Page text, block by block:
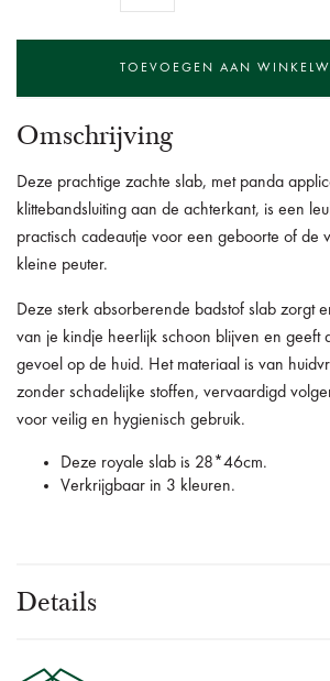
Omschrijving
Deze prachtige zachte slab, met panda
klittebandsluiting aan de achterkant, is een
practisch cadeautje voor een geboorte of de
kleine peuter.
Deze sterk absorberende badstof slab zorgt
van je kindje heerlijk schoon blijven en geeft
gevoel op de huid. Het materiaal is van
zonder schadelijke stoffen, vervaardigd
voor veilig en hygienisch gebruik.
Deze royale slab is 28*46cm.
Verkrijgbaar in 3 kleuren.
Details